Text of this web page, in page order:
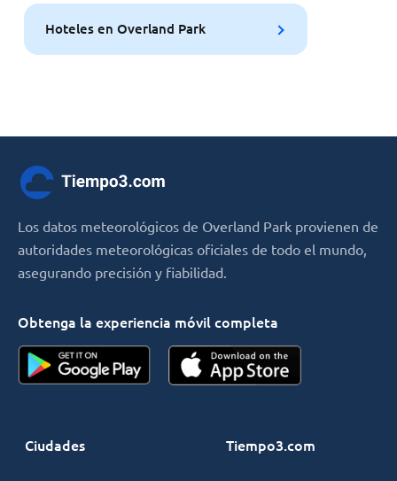
Hoteles en Overland Park
Los datos meteorológicos de Overland Park provienen de
autoridades meteorológicas oficiales de todo el mundo,
asegurando precisión y fiabilidad.
Obtenga la experiencia móvil completa
Ciudades Tiempo3.com